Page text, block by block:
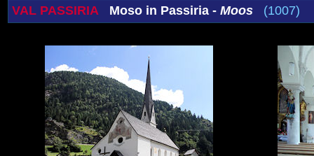
VAL PASSIRIA Moso in Passiria - Moos (1007)